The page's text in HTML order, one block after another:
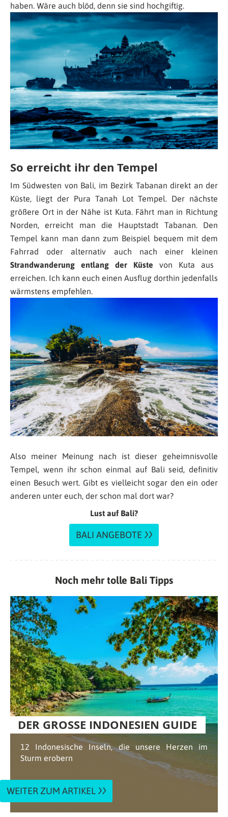
haben. Wäre auch blöd, denn sie sind hochgiftig.
So erreicht ihr den Tempel
Im Südwesten von Bali, im Bezirk Tabanan direkt an der
Küste, liegt der Pura Tanah Lot Tempel. Der nächste
größere Ort in der Nähe ist Kuta. Fährt man in Richtung
Norden, erreicht man die Hauptstadt Tabanan. Den
Tempel kann man dann zum Beispiel bequem mit dem
Fahrrad oder alternativ auch nach einer kleinen
Strandwanderung entlang der Küste von Kuta aus
erreichen. Ich kann euch einen Ausflug dorthin jedenfalls
wärmstens empfehlen.
Also meiner Meinung nach ist dieser geheimnisvolle
Tempel, wenn ihr schon einmal auf Bali seid, definitiv
einen Besuch wert. Gibt es vielleicht sogar den ein oder
anderen unter euch, der schon mal dort war?
Lust auf Bali?
BALI ANGEBOTE
Noch mehr tolle Bali Tipps
DER GROSSE INDONESIEN GUIDE
12 Indonesische Inseln, die unsere Herzen im
Sturm erobern
WEITER ZUM ARTIKEL